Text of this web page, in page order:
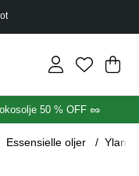
.
50 % OFF 🥜
Essensielle oljer Ylang